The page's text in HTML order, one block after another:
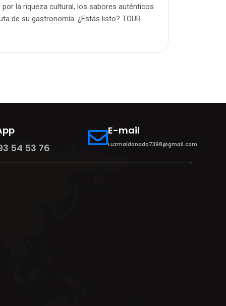
la riqueza cultural, los sabores auténticos
de su gastronomía. ¿Estás listo? TOUR
54 53 76
E-mail
Luzmaldonado7398@gmail.com